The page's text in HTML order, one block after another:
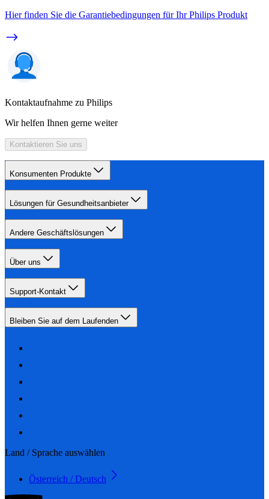
Hier finden Sie die Garantiebedingungen für Ihr Philips Produkt
Kontaktaufnahme zu Philips
Wir helfen Ihnen gerne weiter
Kontaktieren Sie uns
Konsumenten Produkte
Lösungen für Gesundheitsanbieter
Andere Geschäftslösungen
Über uns
Support-Kontakt
Bleiben Sie auf dem Laufenden
Land / Sprache auswählen
Österreich / Deutsch